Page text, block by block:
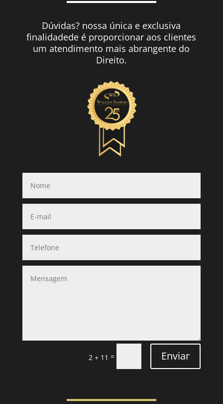
Dúvidas? nossa única e exclusiva
finalidadede é proporcionar aos clientes
um atendimento mais abrangente do
Direito.
2 + 11 = Enviar